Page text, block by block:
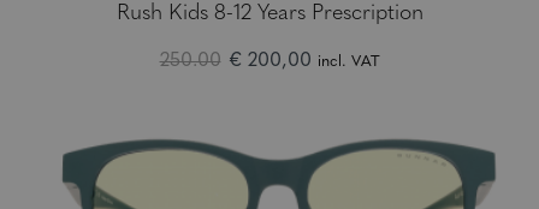
Rush Kids 8-12 Years Prescription
250.00 € 200,00 incl. VAT